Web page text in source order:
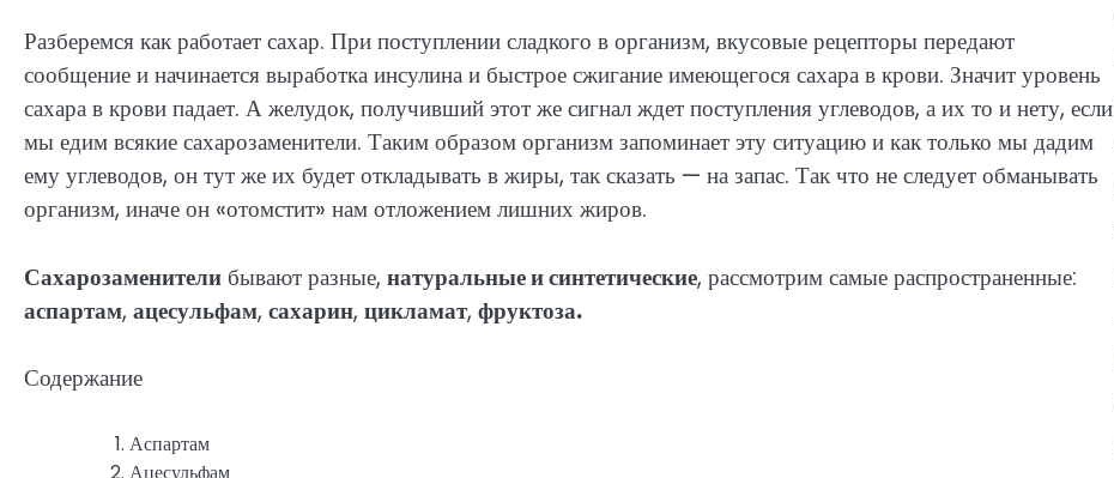
Разберемся как работает сахар. При поступлении сладкого в организм, вкусовые рецепторы передают
сообщение и начинается выработка инсулина и быстрое сжигание имеющегося сахара в крови. Значит уровень
сахара в крови падает. А желудок, получивший этот же сигнал ждет поступления углеводов, а их то и нету, если
мы едим всякие сахарозаменители. Таким образом организм запоминает эту ситуацию и как только мы дадим
ему углеводов, он тут же их будет откладывать в жиры, так сказать — на запас. Так что не следует обманывать
организм, иначе он «отомстит» нам отложением лишних жиров.
Сахарозаменители бывают разные, натуральные и синтетические, рассмотрим самые распространенные:
аспартам, ацесульфам, сахарин, цикламат, фруктоза.
Содержание
Аспартам
Ацесульфам